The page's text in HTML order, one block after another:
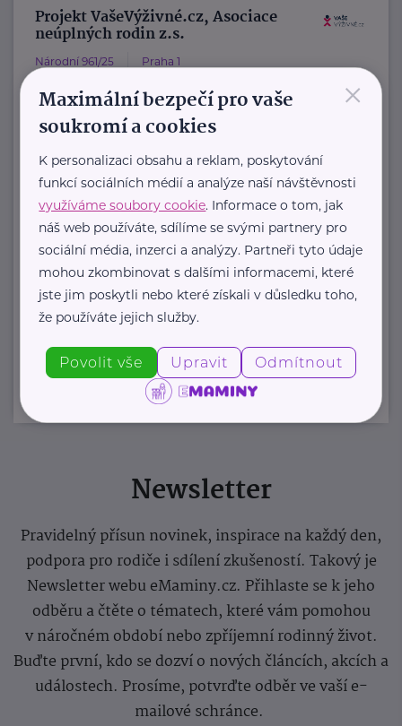
Projekt VašeVýživné.cz, Asociace
neúplných rodin z.s.
Národní 961/25 Praha 1
VašeVýživné.cz
je asistenční program, který pod
s. pomáhá rodičům získat ...
https://www.vasevyzivne.cz/
+420 800 400 441
info@vasevyzivne.cz
Zobrazit přehled společností
Newsletter
Pravidelný přísun novinek, inspirace na každý den,
podpora pro rodiče i sdílení zkušeností. Takový je
Newsletter webu eMaminy.cz. Přihlaste se k jeho
odběru a čtěte o tématech, které vám pomohou
v náročném období nebo zpříjemní rodinný život.
Buďte první, kdo se dozví o nových článcích, akcích a
událostech. Prosíme, potvrďte odběr ve vaší e-
mailové schránce.
×
Maximální bezpečí pro vaše
soukromí a cookies
K personalizaci obsahu a reklam, poskytování
funkcí sociálních médií a analýze naší návštěvnosti
využíváme soubory cookie. Informace o tom, jak
náš web používáte, sdílíme se svými partnery pro
sociální média, inzerci a analýzy. Partneři tyto údaje
mohou zkombinovat s dalšími informacemi, které
jste jim poskytli nebo které získali v důsledku toho,
že používáte jejich služby.
Povolit vše Upravit Odmítnout